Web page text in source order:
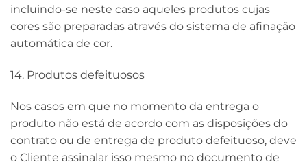
incluindo-se neste caso aqueles produtos cujas
cores são preparadas através do sistema de afinação
automática de cor.
14. Produtos defeituosos
Nos casos em que no momento da entrega o
produto não está de acordo com as disposições do
contrato ou de entrega de produto defeituoso, deve
o Cliente assinalar isso mesmo no documento de